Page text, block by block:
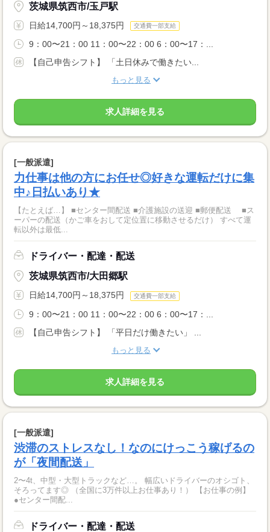
茨城県筑西市/玉戸駅
日給14,700円～18,375円 交通費一部支給
9：00〜21：00 11：00〜22：00 6：00〜17：...
【自己申告シフト】 「土日休みで働きたい...
もっと見る
求人詳細を見る
[一般派遣]
力仕事は他の方にお任せ◎好きな運転だけに集
中♪日払いあり★
【たとえば…】 ■センター間配送 ■介護施設の送迎 ■郵便配送 ■ス
ーパーの配送（かご車をおして定位置に移動させるだけ） すべて運
転以外は最低...
ドライバー・配達・配送
茨城県筑西市/大田郷駅
日給14,700円～18,375円 交通費一部支給
9：00〜21：00 11：00〜22：00 6：00〜17：...
【自己申告シフト】 「平日だけ働きたい」 ...
もっと見る
求人詳細を見る
[一般派遣]
渋滞のストレスなし！なのにけっこう稼げるの
が「夜間配送」
2〜4t、中型・大型トラックなど…。 幅広いドライバーのオシゴト、
そろってます◎ （全国に3万件以上お仕事あり！） 【お仕事の例】
●センター間配...
ドライバー・配達・配送